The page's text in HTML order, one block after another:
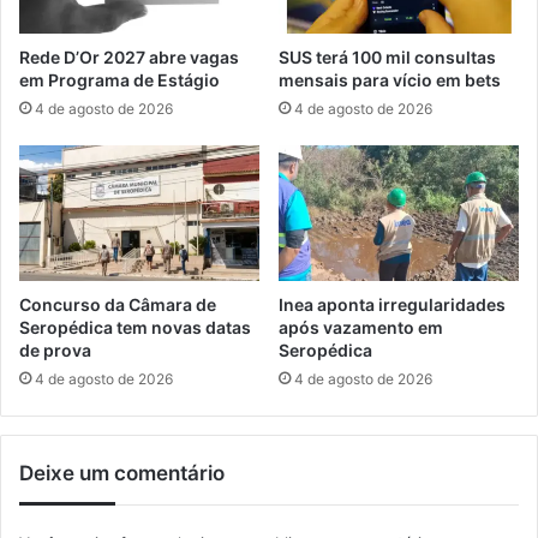
t
e
d
a
F
i
r
j
a
p
a
r
a
m
o
n
t
a
g
e
m
d
t
r
Rede D’Or 2027 abre vagas
em Programa de Estágio
4 de agosto de 2026
SUS terá 100 mil consultas
mensais para vício em bets
4 de agosto de 2026
Concurso da Câmara de
Seropédica tem novas datas
de prova
4 de agosto de 2026
Inea aponta irregularidades
após vazamento em
Seropédica
4 de agosto de 2026
Deixe um comentário